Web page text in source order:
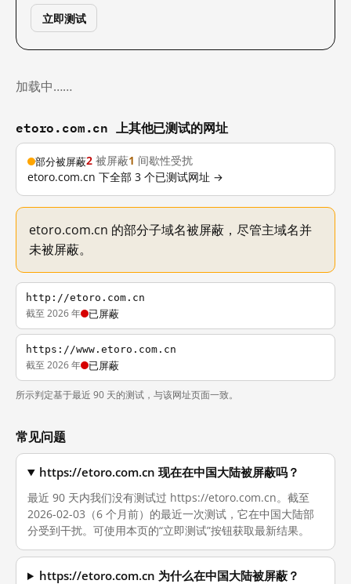
立即测试
加载中……
etoro.com.cn 上其他已测试的网址
部分被屏蔽2 被屏蔽1 间歇性受扰
etoro.com.cn 下全部 3 个已测试网址 →
etoro.com.cn 的部分子域名被屏蔽，尽管主域名并
未被屏蔽。
http://etoro.com.cn
截至 2026 年 已屏蔽
https://www.etoro.com.cn
截至 2026 年 已屏蔽
所示判定基于最近 90 天的测试，与该网址页面一致。
常见问题
https://etoro.com.cn 现在在中国大陆被屏蔽吗？
最近 90 天内我们没有测试过 https://etoro.com.cn。截至
2026-02-03（6 个月前）的最近一次测试，它在中国大陆部
分受到干扰。可使用本页的“立即测试”按钮获取最新结果。
https://etoro.com.cn 为什么在中国大陆被屏蔽？